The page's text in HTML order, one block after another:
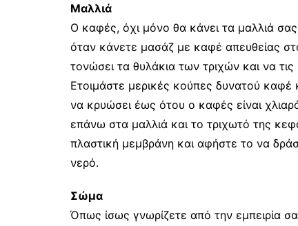
Μαλλιά
Ο καφές, όχι μόνο θα κάνει τα μαλλιά
όταν κάνετε μασάζ με καφέ απευθείας
τονώσει τα θυλάκια των τριχών και να
Ετοιμάστε μερικές κούπες δυνατού
να κρυώσει έως ότου ο καφές είναι
επάνω στα μαλλιά και το τριχωτό της
πλαστική μεμβράνη και αφήστε το να
νερό.
Σώμα
Όπως ίσως γνωρίζετε από την εμπειρία